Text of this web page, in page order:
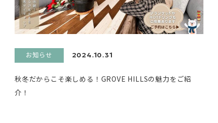
お知らせ 2024.10.31
秋冬だからこそ楽しめる！GROVE HILLSの魅力をご紹
介！